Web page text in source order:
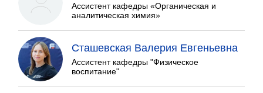
Ассистент кафедры «Органическая и
аналитическая химия»
Сташевская Валерия Евгеньевна
Ассистент кафедры "Физическое
воспитание"